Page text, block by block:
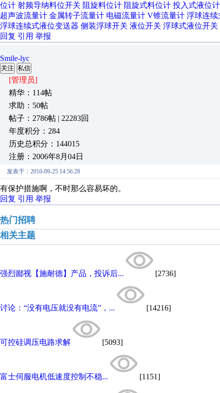
位计 射频导纳料位开关 阻旋料位计 阻旋式料位计 投入式液位计
超声波流量计 金属转子流量计 电磁流量计 V锥流量计 浮球连续
浮球连续式液位变送器 侧装浮球开关 液位开关 浮球式液位开关
回复 引用 举报
Smile-lyc
关注 私信
[管理员]
精华：114帖
求助：50帖
帖子：2786帖 | 22283回
年度积分：284
历史总积分：144015
注册：2006年8月04日
发表于：2010-09-25 14:56:28
有保护措施啊，不时那么容易坏的。
回复 引用 举报
热门招聘
相关主题
强烈鄙视【施耐德】产品，投诉后... [2736]
讨论：“没有电压就没有电流”，... [14216]
可控硅调压电路求解 [5093]
富士伺服电机低速度控制不稳... [1151]